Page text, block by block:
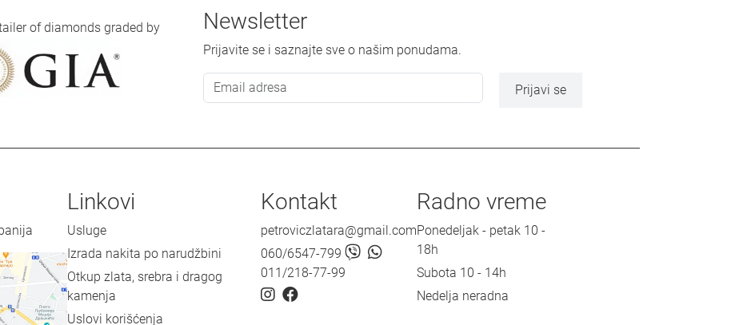
of diamonds graded by Newsletter
Prijavite se i saznajte sve o našim ponudama.
Prijavi se
Linkovi
Usluge
Izrada nakita po narudžbini
Otkup zlata, srebra i dragog
kamenja
Uslovi korišćenja
Kontakt
petroviczlatara@gmail.com
060/6547-799
011/218-77-99
Radno vreme
Ponedeljak - petak 10 -
18h
Subota 10 - 14h
Nedelja neradna